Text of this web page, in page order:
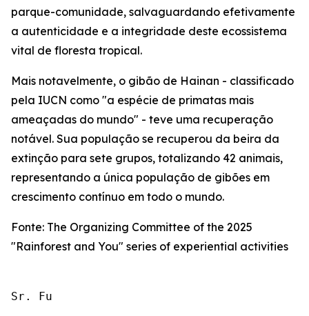
parque-comunidade, salvaguardando efetivamente
a autenticidade e a integridade deste ecossistema
vital de floresta tropical.
Mais notavelmente, o gibão de Hainan - classificado
pela IUCN como "a espécie de primatas mais
ameaçadas do mundo" - teve uma recuperação
notável. Sua população se recuperou da beira da
extinção para sete grupos, totalizando 42 animais,
representando a única população de gibões em
crescimento contínuo em todo o mundo.
Fonte: The Organizing Committee of the 2025
"Rainforest and You" series of experiential activities
Sr. Fu